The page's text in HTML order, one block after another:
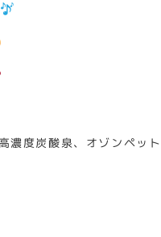
濃度炭酸泉、オゾンペッ